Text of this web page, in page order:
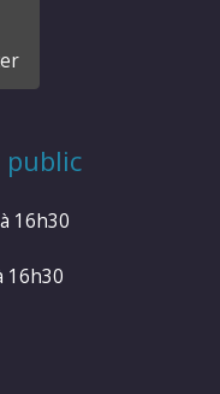
public
16h30
16h30